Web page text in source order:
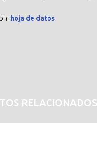
hoja de datos
RELACIONADOS